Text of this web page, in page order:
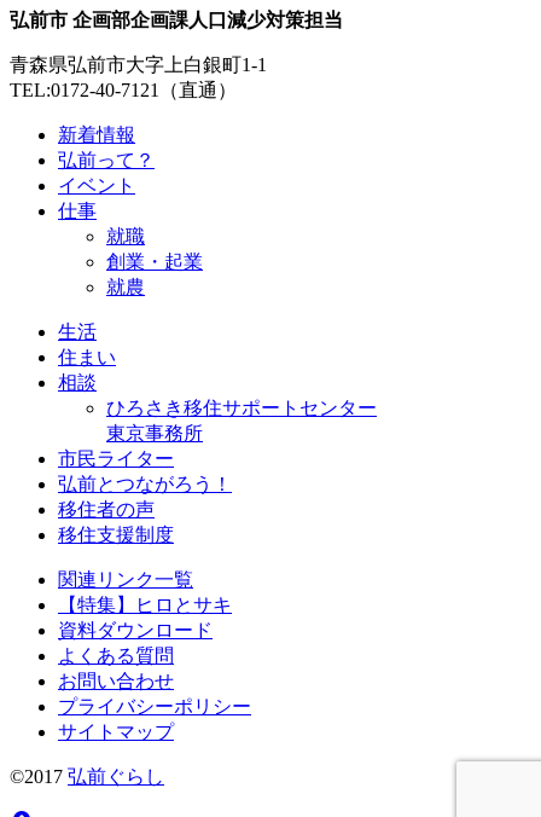
弘前市 企画部企画課人口減少対策担当
青森県弘前市大字上白銀町1-1
TEL:0172-40-7121（直通）
新着情報
弘前って？
イベント
仕事
就職
創業・起業
就農
生活
住まい
相談
ひろさき移住サポートセンター
東京事務所
市民ライター
弘前とつながろう！
移住者の声
移住支援制度
関連リンク一覧
【特集】ヒロとサキ
資料ダウンロード
よくある質問
お問い合わせ
プライバシーポリシー
サイトマップ
©2017 弘前ぐらし